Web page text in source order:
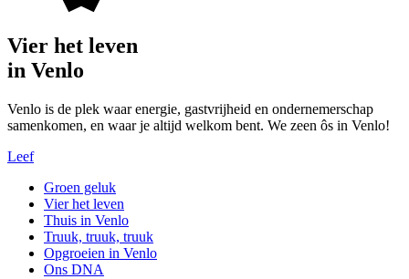
Vier het leven
in Venlo
Venlo is de plek waar energie, gastvrijheid en ondernemerschap
samenkomen, en waar je altijd welkom bent. We zeen ôs in Venlo!
Leef
Groen geluk
Vier het leven
Thuis in Venlo
Truuk, truuk, truuk
Opgroeien in Venlo
Ons DNA